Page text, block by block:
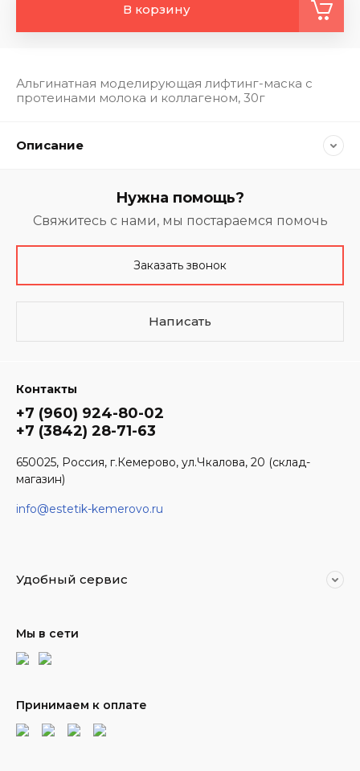
Альгинатная моделирующая лифтинг-маска с
протеинами молока и коллагеном, 30г
В корзину
Описание
Нужна помощь?
Свяжитесь с нами, мы постараемся помочь
Заказать звонок
Написать
Контакты
+7 (960) 924-80-02
+7 (3842) 28-71-63
650025, Россия, г.Кемерово, ул.Чкалова, 20 (склад-
магазин)
info@estetik-kemerovo.ru
Удобный сервис
Мы в сети
Принимаем к оплате